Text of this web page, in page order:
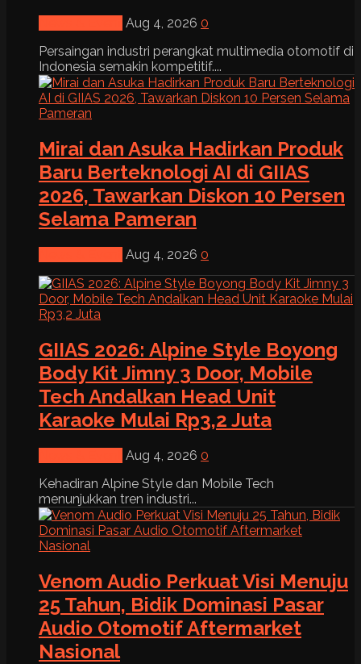
Aug 4, 2026 0
Persaingan industri perangkat multimedia otomotif di
Indonesia semakin kompetitif....
Mirai dan Asuka Hadirkan Produk
Baru Berteknologi AI di GIIAS
2026, Tawarkan Diskon 10 Persen
Selama Pameran
Aug 4, 2026 0
GIIAS 2026: Alpine Style Boyong
Body Kit Jimny 3 Door, Mobile
Tech Andalkan Head Unit
Karaoke Mulai Rp3,2 Juta
Aug 4, 2026 0
Kehadiran Alpine Style dan Mobile Tech
menunjukkan tren industri...
Venom Audio Perkuat Visi Menuju
25 Tahun, Bidik Dominasi Pasar
Audio Otomotif Aftermarket
Nasional